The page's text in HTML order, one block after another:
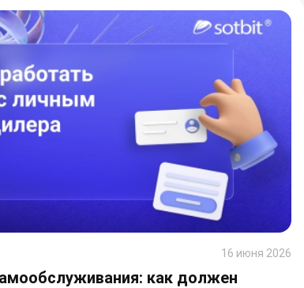
16 июня 2026
как должен